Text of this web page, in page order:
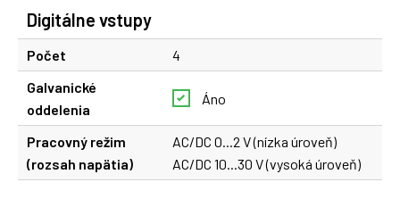
Digitálne vstupy
Počet
4
Galvanické
oddelenia
Áno
Pracovný režim
(rozsah napätia)
AC/DC 0...2 V (nízka úroveň)
AC/DC 10...30 V (vysoká úroveň)